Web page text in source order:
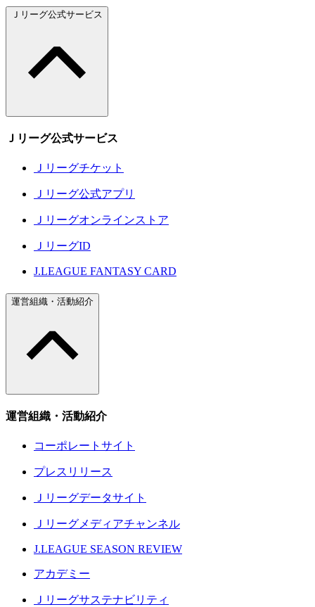
Ｊリーグ公式サービス
Ｊリーグ公式サービス
Ｊリーグチケット
Ｊリーグ公式アプリ
Ｊリーグオンラインストア
ＪリーグID
J.LEAGUE FANTASY CARD
運営組織・活動紹介
運営組織・活動紹介
コーポレートサイト
プレスリリース
Ｊリーグデータサイト
Ｊリーグメディアチャンネル
J.LEAGUE SEASON REVIEW
アカデミー
Ｊリーグサステナビリティ